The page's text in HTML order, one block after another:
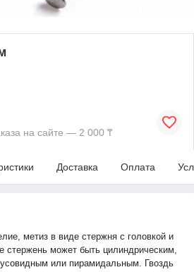
на сайте — 2 000 ₸
Доставка Оплата
метиз в виде стержня с головкой и
может быть цилиндрическим,
или пирамидальным. Гвоздь